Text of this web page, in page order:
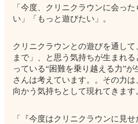
「今度、クリニクラウンに会っ
い」「もっと遊びたい」。
クリニクラウンとの遊びを通し
まで」、と思う気持ちが生まれ
っている“困難を乗り越える力”
さんは考えています。。その力
向かう気持ちとして現れてきます
「『今度はクリニクラウンに見